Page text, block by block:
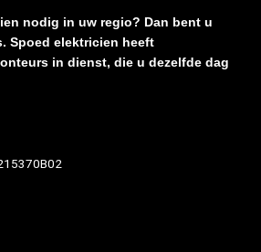
nodig in uw regio? Dan bent u
Spoed elektricien heeft
in dienst, die u dezelfde dag